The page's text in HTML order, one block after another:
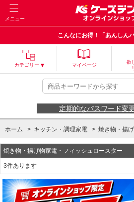
メニュー
こんなにお得！「あんしん
カテゴリー マイページ
欲
定期的なパスワード変
ホーム > キッチン・調理家電 > 焼き物・揚
焼き物・揚げ物家電・フィッシュロースター
3件あります